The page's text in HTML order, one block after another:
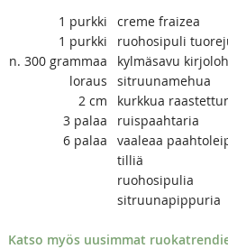
1 purkki
creme fraizea
1 purkki
ruohosipuli
n. 300 grammaa
kylmäsavu
loraus
sitruunamehua
2 cm
kurkkua
3 palaa
ruispaahtaria
6 palaa
vaaleaa
tilliä
ruohosipulia
sitruunapippuria
Katso myös uusimmat